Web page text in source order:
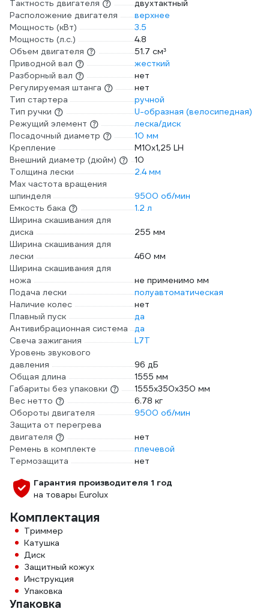
Тактность двигателя
двухтактный
Расположение двигателя
верхнее
Мощность (кВт)
3.5
Мощность (л.с.)
4.8
Объем двигателя
51.7 см³
Приводной вал
жесткий
Разборный вал
нет
Регулируемая штанга
нет
Тип стартера
ручной
Тип ручки
U-образная (велосипедная)
Режущий элемент
леска/диск
Посадочный диаметр
10 мм
Крепление
М10х1,25 LH
Внешний диаметр (дюйм)
10
Толщина лески
2.4 мм
Max частота вращения
шпинделя
9500 об/мин
Емкость бака
1.2 л
Ширина скашивания для
диска
255 мм
Ширина скашивания для
лески
460 мм
Ширина скашивания для
ножа
не применимо мм
Подача лески
полуавтоматическая
Наличие колес
нет
Плавный пуск
да
Антивибрационная система
да
Свеча зажигания
L7T
Уровень звукового
давления
96 дБ
Общая длина
1555 мм
Габариты без упаковки
1555х350х350 мм
Вес нетто
6.78 кг
Обороты двигателя
9500 об/мин
Защита от перегрева
двигателя
нет
Ремень в комплекте
плечевой
Термозащита
нет
Гарантия производителя 1 год
на товары Eurolux
Комплектация
Триммер
Катушка
Диск
Защитный кожух
Инструкция
Упаковка
Упаковка